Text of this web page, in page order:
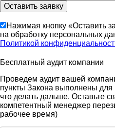
Нажимая кнопку «Оставить
на обработку персональных
Политикой
Бесплатный аудит компании
Проведем аудит вашей
пункты Закона выполнены для
что делать дальше. Оставьте
компетентный менеджер
рабочее время)